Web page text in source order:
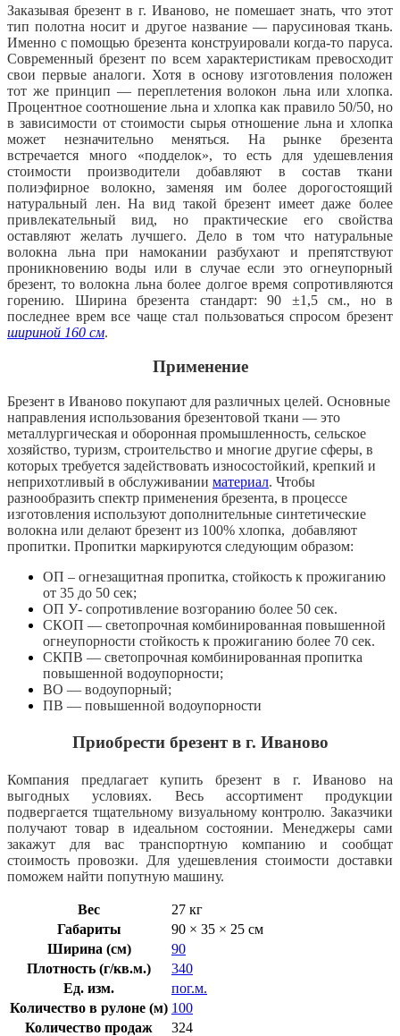
Заказывая брезент в г. Иваново, не помешает знать, что этот
тип полотна носит и другое название — парусиновая ткань.
Именно с помощью брезента конструировали когда-то паруса.
Современный брезент по всем характеристикам превосходит
свои первые аналоги. Хотя в основу изготовления положен
тот же принцип — переплетения волокон льна или хлопка.
Процентное соотношение льна и хлопка как правило 50/50, но
в зависимости от стоимости сырья отношение льна и хлопка
может незначительно меняться. На рынке брезента
встречается много «подделок», то есть для удешевления
стоимости производители добавляют в состав ткани
полиэфирное волокно, заменяя им более дорогостоящий
натуральный лен. На вид такой брезент имеет даже более
привлекательный вид, но практические его свойства
оставляют желать лучшего. Дело в том что натуральные
волокна льна при намокании разбухают и препятствуют
проникновению воды или в случае если это огнеупорный
брезент, то волокна льна более долгое время сопротивляются
горению. Ширина брезента стандарт: 90 ±1,5 см., но в
последнее врем все чаще стал пользоваться спросом брезент
шириной 160 см.
Применение
Брезент в Иваново покупают для различных целей. Основные
направления использования брезентовой ткани — это
металлургическая и оборонная промышленность, сельское
хозяйство, туризм, строительство и многие другие сферы, в
которых требуется задействовать износостойкий, крепкий и
неприхотливый в обслуживании материал. Чтобы
разнообразить спектр применения брезента, в процессе
изготовления используют дополнительные синтетические
волокна или делают брезент из 100% хлопка, добавляют
пропитки. Пропитки маркируются следующим образом:
ОП – огнезащитная пропитка, стойкость к прожиганию
от 35 до 50 сек;
ОП У- сопротивление возгоранию более 50 сек.
СКОП — светопрочная комбинированная повышенной
огнеупорности стойкость к прожиганию более 70 сек.
СКПВ — светопрочная комбинированная пропитка
повышенной водоупорности;
ВО — водоупорный;
ПВ — повышенной водоупорности
Приобрести брезент в г. Иваново
Компания предлагает купить брезент в г. Иваново на
выгодных условиях. Весь ассортимент продукции
подвергается тщательному визуальному контролю. Заказчики
получают товар в идеальном состоянии. Менеджеры сами
закажут для вас транспортную компанию и сообщат
стоимость провозки. Для удешевления стоимости доставки
поможем найти попутную машину.
Вес
27 кг
Габариты
90 × 35 × 25 см
Ширина (см)
90
Плотность (г/кв.м.)
340
Ед. изм.
пог.м.
Количество в рулоне (м) 100
Количество продаж
324